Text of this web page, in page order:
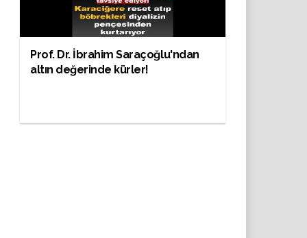
Prof. Dr. İbrahim Saraçoğlu'ndan
altın değerinde kürler!